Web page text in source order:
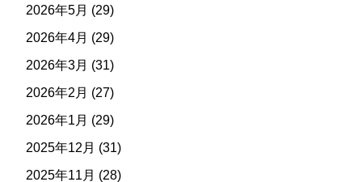
2026年5月 (29)
2026年4月 (29)
2026年3月 (31)
2026年2月 (27)
2026年1月 (29)
2025年12月 (31)
2025年11月 (28)